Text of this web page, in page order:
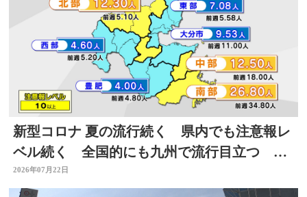
新型コロナ 夏の流行続く 県内でも注意報レ
ベル続く 全国的にも九州で流行目立つ 大
分
2026年07月22日